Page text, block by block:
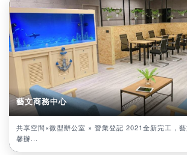
藝文商務中心
共享空間×微型辦公室 × 營業登記 2021全新完工，
馨辦...